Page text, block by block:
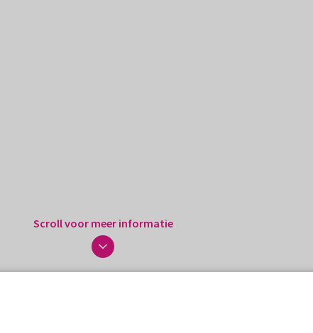
Scroll voor meer informatie